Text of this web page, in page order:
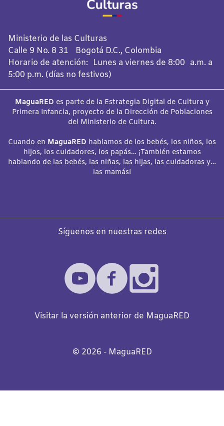
Ministerio de las Culturas
Calle 9 No. 8 31 Bogotá D.C., Colombia
Horario de atención: Lunes a viernes de 8:00 a.m. a
5:00 p.m. (días no festivos)
MaguaRED es parte de la Estrategia Digital de Cultura y
Primera Infancia, proyecto de la Dirección de Poblaciones
del Ministerio de Cultura.
Cuando en MaguaRED hablamos de los bebés, los niños, los
hijos, los cuidadores, los papás… ¡También estamos
hablando de las bebés, las niñas, las hijas, las cuidadoras y…
las mamás!
Síguenos en nuestras redes
Visitar la versión anterior de MaguaRED
©️ 2026 - MaguaRED